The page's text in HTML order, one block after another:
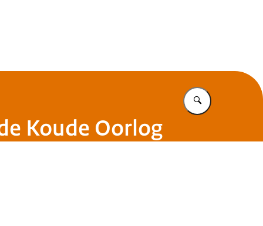
Vul in wat u
Koude Oorlog